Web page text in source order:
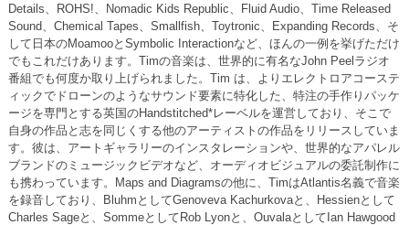
Details、ROHS!、Nomadic Kids Republic、Fluid Audio、Time Released
Sound、Chemical Tapes、Smallfish、Toytronic、Expanding Records、そ
して日本のMoamooとSymbolic Interactionなど、ほんの一例を挙げただけ
でもこれだけあります。Timの音楽は、世界的に有名なJohn Peelラジオ
番組でも何度か取り上げられました。Tim は、よりエレクトロアコーステ
ィックでドローンのようなサウンド要素に特化した、特注の手作りパッケ
ージを専門とする英国のHandstitched*レーベルを運営しており、そこで
自身の作品と志を同じくする他のアーティストの作品をリリースしていま
す。彼は、アートギャラリーのインスタレーションや、世界的なアパレル
ブランドのミュージックビデオなど、オーディオビジュアルの委託制作に
も携わっています。Maps and Diagramsの他に、TimはAtlantis名義で音楽
を録音しており、BluhmとしてGenoveva Kachurkovaと、Hessienとして
Charles Sageと、SommeとしてRob Lyonと、OuvalaとしてIan Hawgood